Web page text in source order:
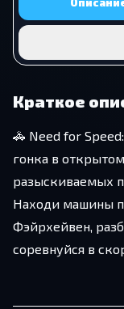
Краткое
🚓 Need for
гонка в
разыскиваемых
Находи машины
Фэйрхейвен,
соревнуйся в